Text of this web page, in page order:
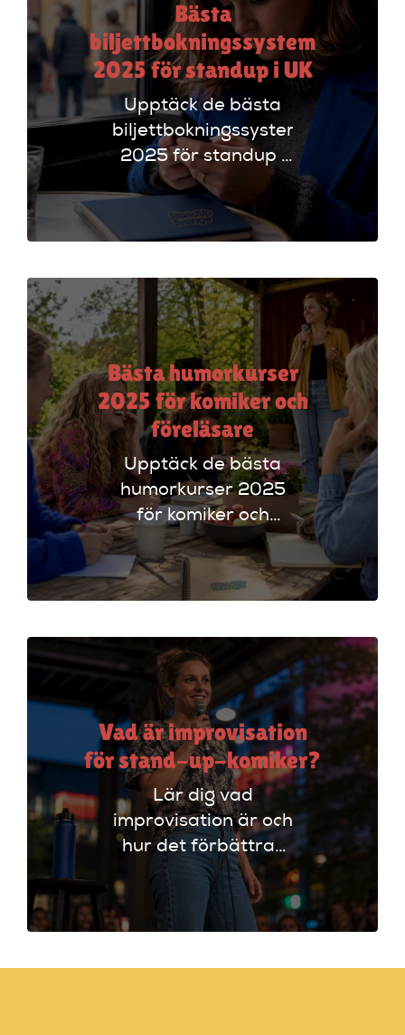
Bästa
biljettbokningssystem
2025 för standup i UK
Upptäck de bästa
biljettbokningssystem
2025 för standup i
UK. Jämför
plattformar som
Ticketmaster och
rätt alternativ!
Bästa humorkurser
2025 för komiker och
föreläsare
Upptäck de bästa
humorkurser 2025
för komiker och
föreläsare. Lär dig
tekniker och få
scenerfarenhet med
Vad är improvisation
för stand-up-komiker?
Lär dig vad
improvisation är och
hur det förbättrar
din stand-up!
Upptäck tekniker
som stärker ditt
scenframträdande.